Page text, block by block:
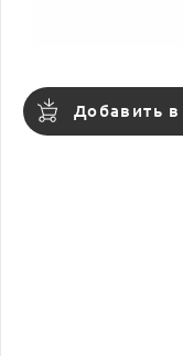
Добавить